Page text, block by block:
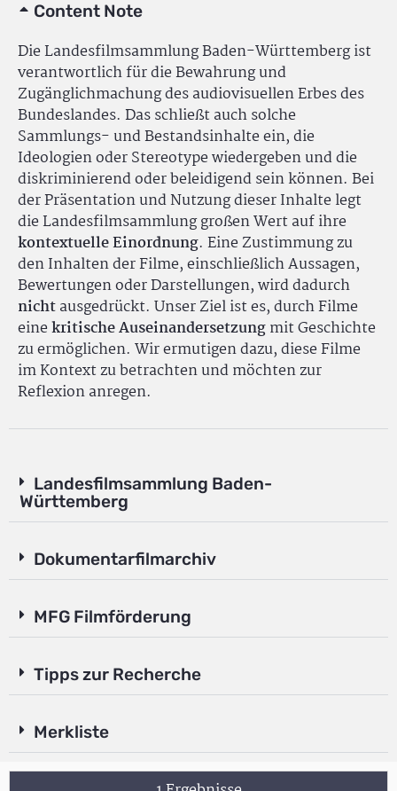
Content Note
Die Landesfilmsammlung Baden-Württemberg ist
verantwortlich für die Bewahrung und
Zugänglichmachung des audiovisuellen Erbes des
Bundeslandes. Das schließt auch solche
Sammlungs- und Bestandsinhalte ein, die
Ideologien oder Stereotype wiedergeben und die
diskriminierend oder beleidigend sein können. Bei
der Präsentation und Nutzung dieser Inhalte legt
die Landesfilmsammlung großen Wert auf ihre
kontextuelle Einordnung. Eine Zustimmung zu
den Inhalten der Filme, einschließlich Aussagen,
Bewertungen oder Darstellungen, wird dadurch
nichtausgedrückt. Unser Ziel ist es, durch Filme
einekritische Auseinandersetzungmit Geschichte
zu ermöglichen. Wir ermutigen dazu, diese Filme
im Kontext zu betrachten und möchten zur
Reflexion anregen.
Landesfilmsammlung Baden-
Württemberg
Dokumentarfilmarchiv
MFG Filmförderung
Tipps zur Recherche
Merkliste